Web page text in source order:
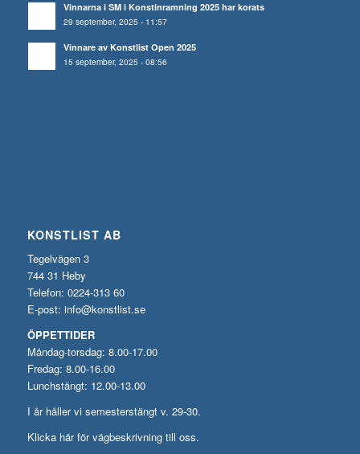
Vinnarna i SM i Konstinramning 2025 har korats
29 september, 2025 - 11:57
Vinnare av Konstlist Open 2025
15 september, 2025 - 08:56
KONSTLIST AB
Tegelvägen 3
744 31 Heby
Telefon: 0224-313 60
E-post: info@konstlist.se
ÖPPETTIDER
Måndag-torsdag: 8.00-17.00
Fredag: 8.00-16.00
Lunchstängt: 12.00-13.00
I år håller vi semesterstängt v. 29-30.
Klicka här för vägbeskrivning till oss.